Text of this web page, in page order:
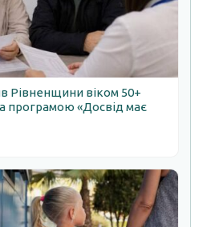
Рівненщини віком 50+
програмою «Досвід має